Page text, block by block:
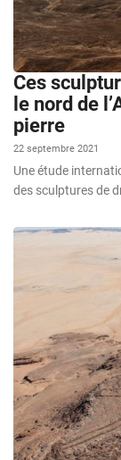
Ces
le nord de
pierre
22 septembre 2021
Une étude
des sculptures de